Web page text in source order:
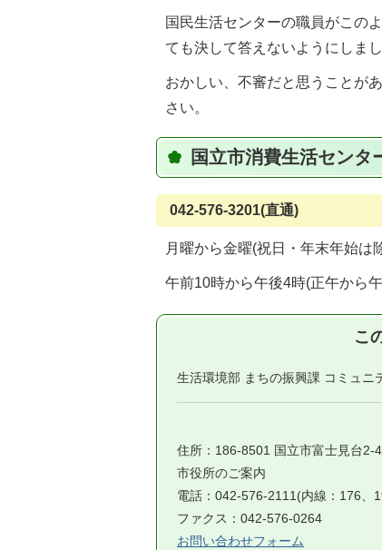
国民生活センターの職員がこの
ても決して答えないようにしまし
おかしい、不審だと思うことが
さい。
国立市消費生活センタ
042-576-3201(直通)
月曜から金曜(祝日・年末年始は
午前10時から午後4時(正午から
こ
生活環境部 まちの振興課 コミュニ
住所：186-8501 国立市富士見台2-
市役所のご案内
電話：042-576-2111(内線：176、
ファクス：042-576-0264
お問い合わせフォーム